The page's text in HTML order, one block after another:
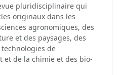
pluridisciplinaire qui
originaux dans les
agronomiques, des
et des paysages, des
de
et de la chimie et des bio-